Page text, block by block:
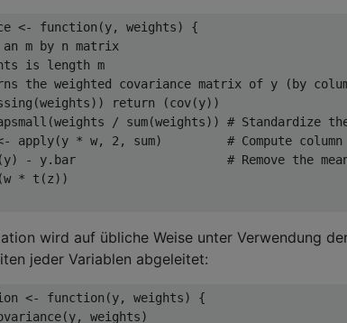
<- function (y, weights)
{
m by n matrix
is length m
the weighted covariance matrix of y (by
(weights)) return (cov(y))
(weights / sum(weights))
# Standardize
apply(y * w, 2 , sum)
# Compute column
(y) - y.bar # Remove the
(w * t (z))
wird auf übliche Weise unter Verwendung
jeder Variablen abgeleitet:
<- function (y, weights)
{
(y, weights)